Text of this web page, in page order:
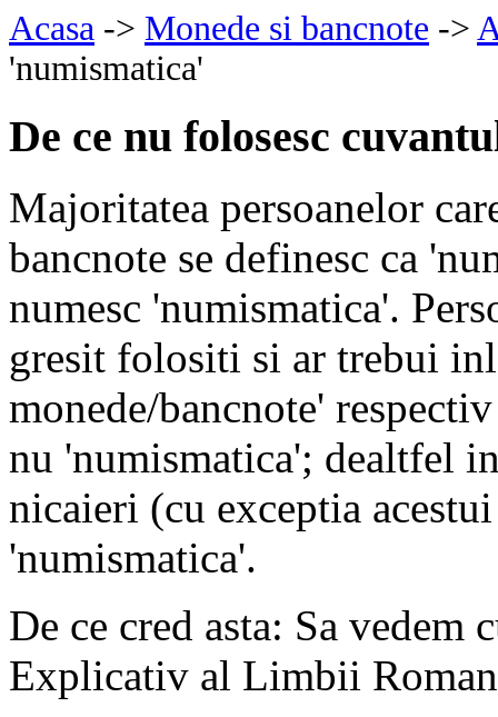
Acasa -> Monede si bancnote ->
'numismatica'
De ce nu folosesc
Majoritatea persoanelor
bancnote se definesc ca
numesc 'numismatica'.
gresit folositi si ar trebui
monede/bancnote'
nu 'numismatica'; dealtfel
nicaieri (cu exceptia
'numismatica'.
De ce cred asta: Sa
Explicativ al Limbii